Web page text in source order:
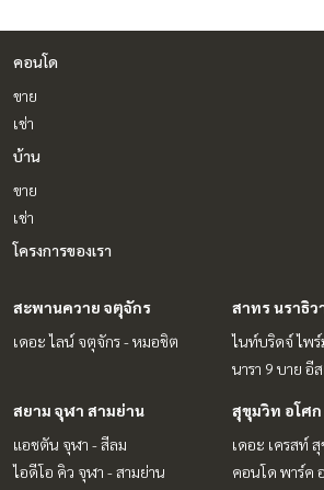
คอนโด
ขาย
เช่า
บ้าน
ขาย
เช่า
โครงการของเรา
สะพานควาย จตุจักร
เดอะ ไลน์ จตุจักร - หมอชิต
สาทร นราธิว
ไนท์บริดจ์ ไพร์
นารา 9 บาย อี
สยาม จุฬา สามย่าน
แอชตัน จุฬา - สีลม
ไอดีโอ คิว จุฬา - สามย่าน
สุขุมวิท อโศ
เดอะ เครสท์
คอนโด พาร์ค